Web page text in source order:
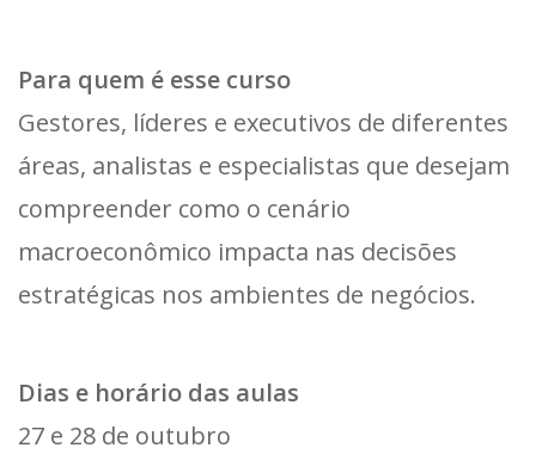
Para quem é esse curso
Gestores, líderes e executivos de diferentes
áreas, analistas e especialistas que desejam
compreender como o cenário
macroeconômico impacta nas decisões
estratégicas nos ambientes de negócios.
Dias e horário das aulas
27 e 28 de outubro